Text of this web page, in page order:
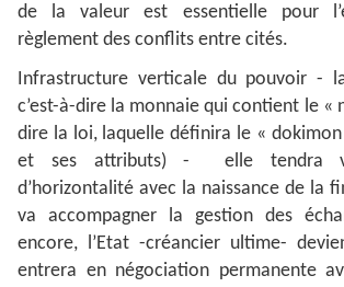
de la valeur est essentielle pour
règlement des conflits entre cités.
Infrastructure verticale du pouvoir -
c’est-à-dire la monnaie qui contient le «
dire la loi, laquelle définira le «
et ses attributs) - elle tendra
d’horizontalité avec la naissance de la
va accompagner la gestion des
encore, l’Etat -créancier ultime-
entrera en négociation permanente